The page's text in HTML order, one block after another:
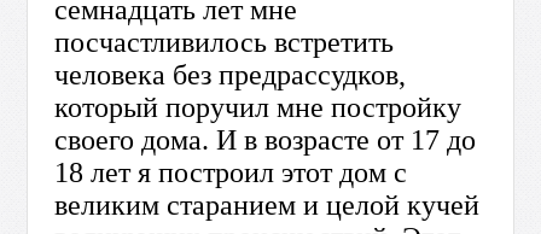
семнадцать лет мне
посчастливилось встретить
человека без предрассудков,
который поручил мне постройку
своего дома. И в возрасте от 17 до
18 лет я построил этот дом с
великим старанием и целой кучей